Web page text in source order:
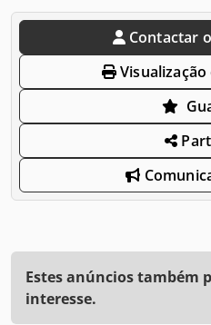
Contactar
Estes anúncios também
interesse.